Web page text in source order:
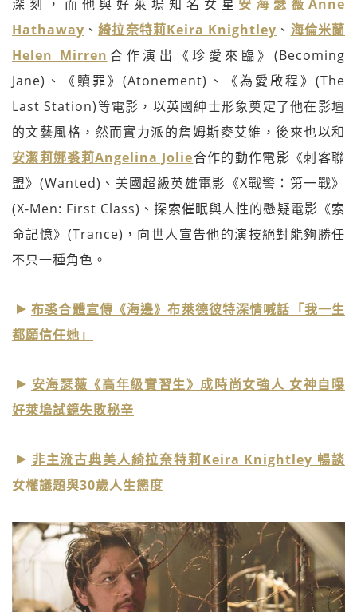
深刻，而他與好萊塢知名女星 安海瑟薇Anne
Hathaway 、綺拉奈特莉Keira Knightley 、 海倫米蘭
Helen Mirren 合作演出《珍愛來臨》(Becoming
Jane)、《贖罪》(Atonement)、《為愛啟程》(The
Last Station)等電影，以英國紳士形象奠定了他在影壇
的文藝風格，然而實力派的詹姆斯麥艾維，後來也以和
安潔莉娜裘莉Angelina Jolie合作的動作電影《刺客聯
盟》(Wanted)、美國超級英雄電影《X戰警：第一戰》
(X-Men: First Class)、探索催眠與人性的懸疑電影《索
命記憶》(Trance)，向世人宣告他的演技絕對能夠勝任
不只一種角色。
布裘合體宣傳《海邊》布萊德彼特深情喊話「我一生
都願信任她」
安海瑟薇《高年級實習生》成時尚女強人 女神自曝
好萊塢試鏡失敗秘辛
非主流古典美人綺拉奈特莉Keira Knightley 暢談
女權議題與30歲人生態度